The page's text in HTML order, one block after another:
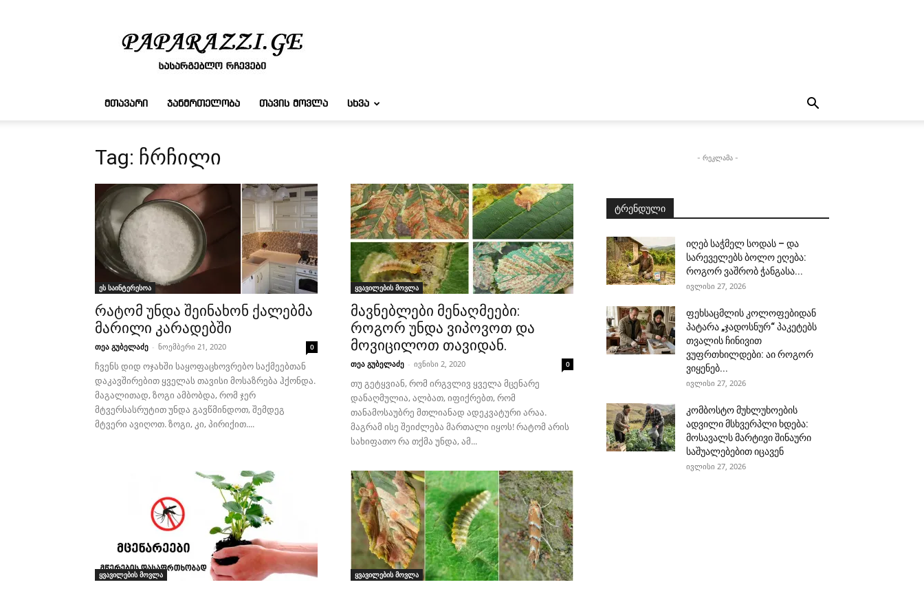
რჩევები
ᲛᲗᲐᲕᲐᲠᲘ ᲯᲐᲜᲛᲠᲗᲔᲚᲝᲑᲐ ᲗᲐᲕᲘᲡ ᲛᲝᲕᲚᲐ ᲡᲮᲕᲐ
Tag: ჩრჩილი
ეს საინტერესოა
რატომ უნდა შეინახონ ქალებმა
მარილი კარადებში
თეა გუბელაძე - ნოემბერი 21, 2020 0
ჩვენს დიდ ოჯახში საყოფაცხოვრებო საქმეებთან
დაკავშირებით ყველას თავისი მოსაზრება ჰქონდა.
მაგალითად, ზოგი ამბობდა, რომ ჯერ
მტვერსასრუტით უნდა გავწმინდოთ, შემდეგ
მტვერი ავიღოთ. ზოგი, კი, პირიქით....
ყვავილების მოვლა
მავნებლები მენაღმეები:
როგორ უნდა ვიპოვოთ და
მოვიცილოთ თავიდან.
თეა გუბელაძე - ივნისი 2, 2020 0
თუ გეტყვიან, რომ ირგვლივ ყველა მცენარე
დანაღმულია, ალბათ, იფიქრებთ, რომ
თანამოსაუბრე მთლიანად ადეკვატური არაა.
მაგრამ ისე შეიძლება მართალი იყოს! რატომ არის
სახიფათო რა თქმა უნდა, ამ...
ყვავილების მოვლა ყვავილების მოვლა
- რეკლამა -
ტრენდული
იღებ საჭმელ სოდას – და
სარეველებს ბოლო ეღება:
როგორ ვაშრობ ჭანგასა...
ივლისი 27, 2026
ფეხსაცმლის კოლოფებიდან
პატარა „ჯადოსნურ“ პაკეტებს
თვალის ჩინივით
ვუფრთხილდები: აი როგორ
ვიყენებ...
ივლისი 27, 2026
კომბოსტო მუხლუხოების
ადვილი მსხვერპლი ხდება:
მოსავალს მარტივი შინაური
საშუალებებით იცავენ
ივლისი 27, 2026